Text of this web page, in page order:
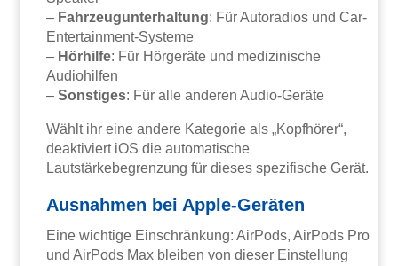
– Fahrzeugunterhaltung: Für Autoradios und Car-
Entertainment-Systeme
– Hörhilfe: Für Hörgeräte und medizinische
Audiohilfen
–Sonstiges: Für alle anderen Audio-Geräte
Wählt ihr eine andere Kategorie als „Kopfhörer“,
deaktiviert iOS die automatische
Lautstärkebegrenzung für dieses spezifische Gerät.
Ausnahmen bei Apple-Geräten
Eine wichtige Einschränkung: AirPods, AirPods Pro
und AirPods Max bleiben von dieser Einstellung